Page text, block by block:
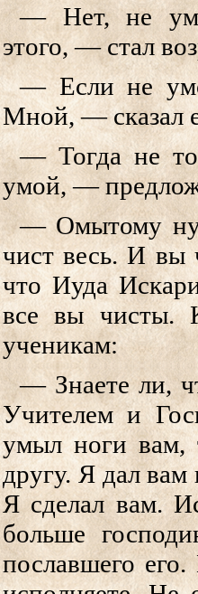
— Нет, не
этого, — стал
— Если не
Мной, — сказал
— Тогда не
умой, —
— Омытому
чист весь. И вы
что Иуда
все вы чисты.
ученикам:
— Знаете ли,
Учителем и
умыл ноги вам,
другу. Я дал
Я сделал вам.
больше
пославшего